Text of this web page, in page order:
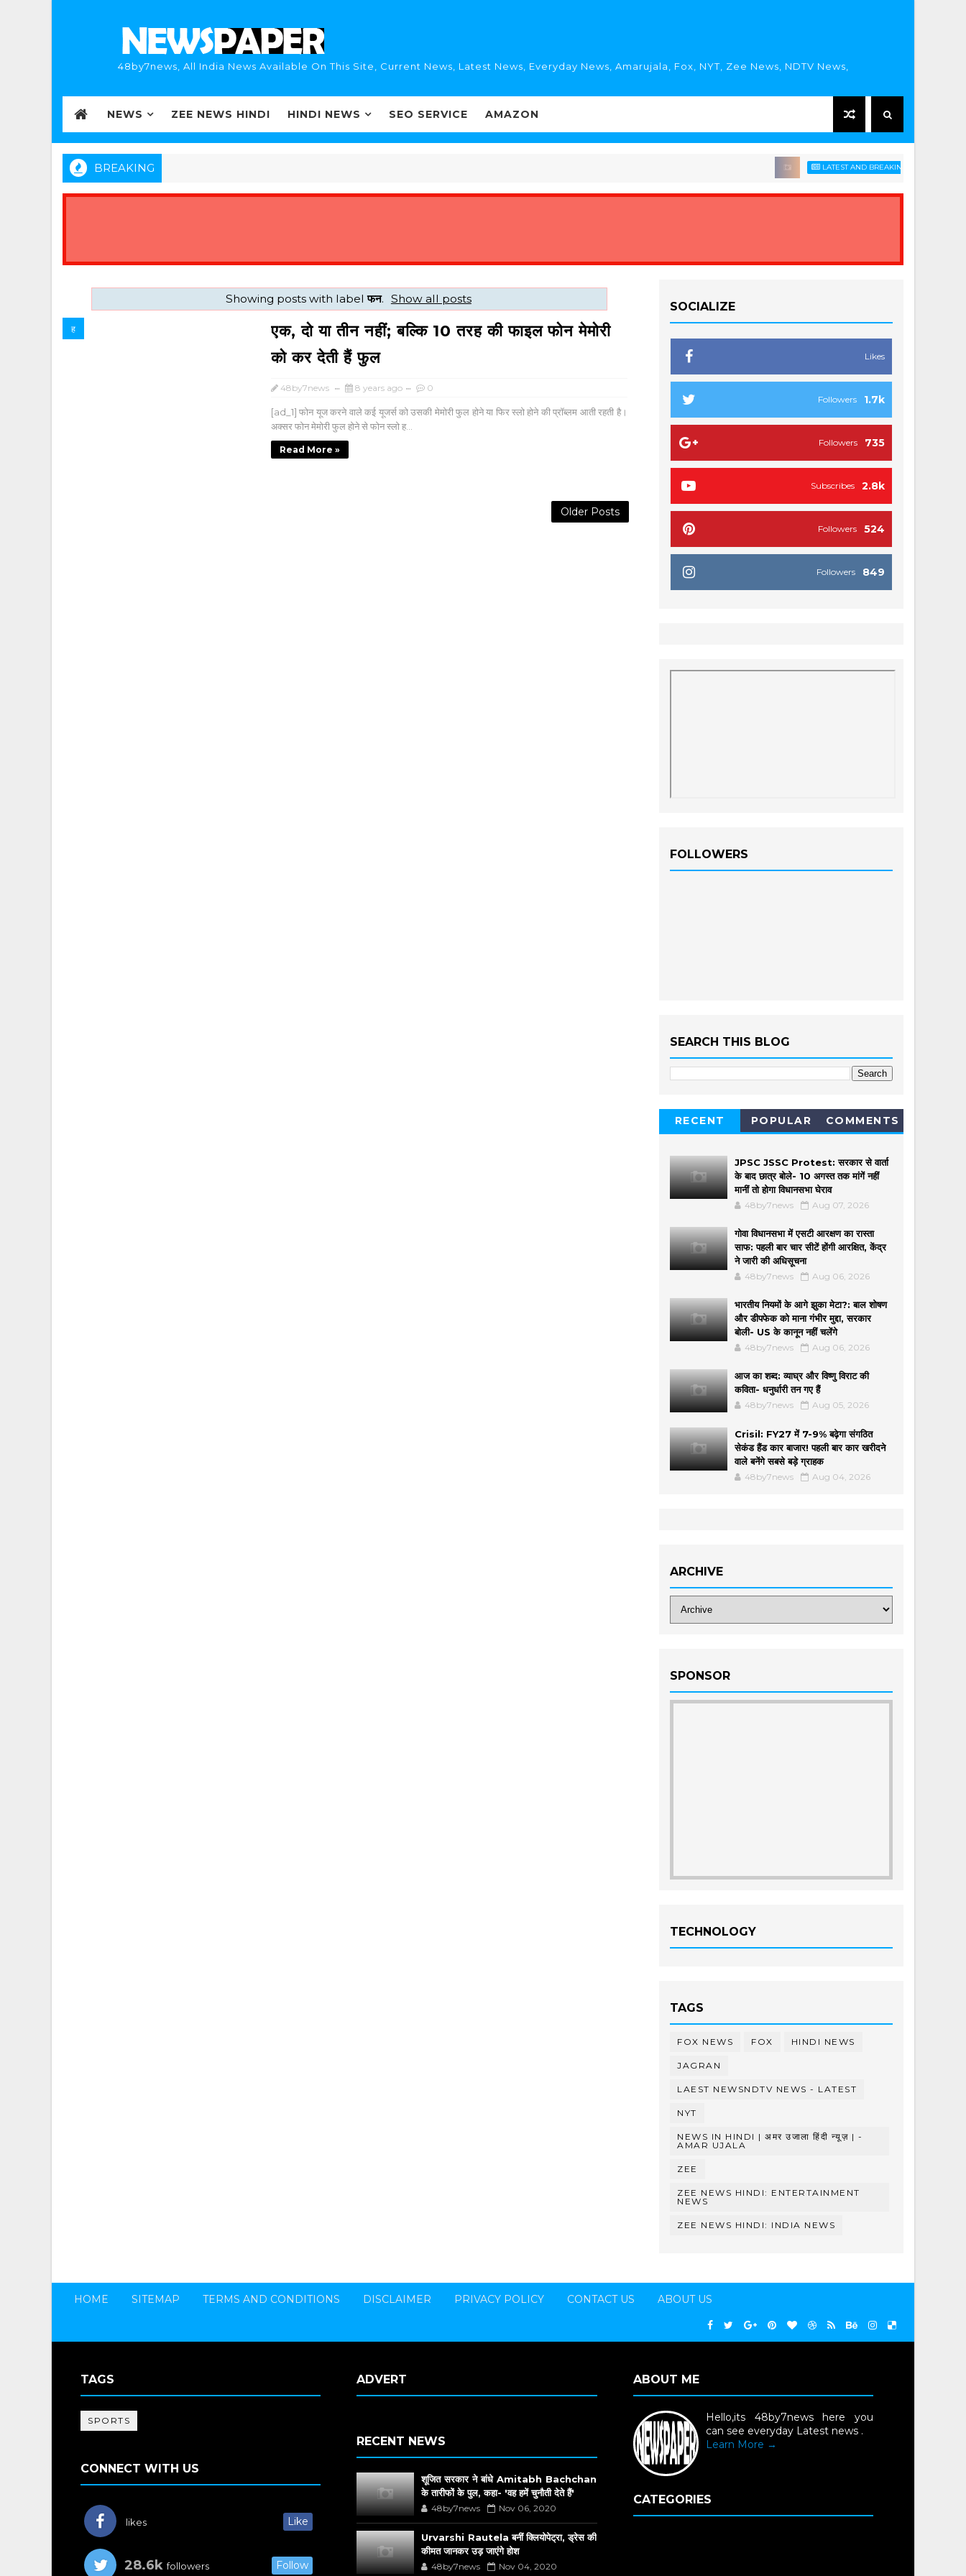
48by7news, All India News Available On This Site, Current News, Latest News, Everyday News, Amarujala, Fox, NYT, Zee News, NDTV News,
NEWS ZEE NEWS HINDI HINDI NEWS SEO SERVICE AMAZON
BREAKING LATEST AND BREAKING HINDI NEWS
Showing posts with labelफन. Show all posts
ह
एक, दो या तीन नहीं; बल्कि 10 तरह की फाइल फोन मेमोरी
को कर देती हैं फुल
48by7news 8 years ago 0
[ad_1] फोन यूज करने वाले कई यूजर्स को उसकी मेमोरी फुल होने या फिर स्लो होने की प्रॉब्लम आती रहती है।
अक्सर फोन मेमोरी फुल होने से फोन स्लो ह...
Read More »
Older Posts
SOCIALIZE
Likes
1.7k
Followers
735
Followers
2.8k
Subscribes
524
Followers
849
Followers
FOLLOWERS
SEARCH THIS BLOG
RECENT POPULAR COMMENTS
JPSC JSSC Protest: सरकार से वार्ता
के बाद छात्र बोले- 10 अगस्त तक मांगें नहीं
मानीं तो होगा विधानसभा घेराव
48by7news Aug 07, 2026
गोवा विधानसभा में एसटी आरक्षण का रास्ता
साफ: पहली बार चार सीटें होंगी आरक्षित, केंद्र
ने जारी की अधिसूचना
48by7news Aug 06, 2026
भारतीय नियमों के आगे झुका मेटा?: बाल शोषण
और डीपफेक को माना गंभीर मुद्दा, सरकार
बोली- US के कानून नहीं चलेंगे
48by7news Aug 06, 2026
आज का शब्द: व्याघ्र और विष्णु विराट की
कविता- धनुर्धारी तन गए हैं
48by7news Aug 05, 2026
Crisil: FY27 में 7-9% बढ़ेगा संगठित
सेकंड हैंड कार बाजार! पहली बार कार खरीदने
वाले बनेंगे सबसे बड़े ग्राहक
48by7news Aug 04, 2026
ARCHIVE
SPONSOR
TECHNOLOGY
TAGS
FOX NEWS FOX HINDI NEWS
JAGRAN
LAEST NEWSNDTV NEWS - LATEST
NYT
NEWS IN HINDI | अमर उजाला हिंदी न्यूज़ | -
AMAR UJALA
ZEE
ZEE NEWS HINDI: ENTERTAINMENT
NEWS
ZEE NEWS HINDI: INDIA NEWS
HOME SITEMAP TERMS AND CONDITIONS DISCLAIMER PRIVACY POLICY CONTACT US ABOUT US
TAGS
SPORTS
CONNECT WITH US
likes Like
28.6k followers Follow
ADVERT
RECENT NEWS
शूजित सरकार ने बांधे Amitabh Bachchan
के तारीफों के पुल, कहा- 'वह हमें चुनौती देते हैं'
48by7news Nov 06, 2020
Urvarshi Rautela बनीं क्लियोपेट्रा, ड्रेस की
कीमत जानकर उड़ जाएंगे होश
48by7news Nov 04, 2020
ABOUT ME
Hello,its 48by7news here you
can see everyday Latest news .
Learn More →
CATEGORIES